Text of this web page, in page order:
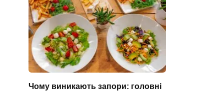
Чому виникають запори: головні